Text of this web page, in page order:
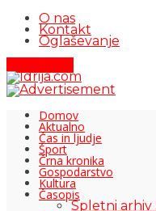
O nas
Kontakt
Oglaševanje
Domov
Aktualno
Čas in ljudje
Šport
Črna kronika
Gospodarstvo
Kultura
Časopis
Spletni arhiv